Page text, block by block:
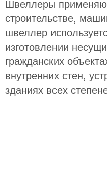
Швеллеры
строительстве,
швеллер
изготовлении
гражданских
внутренних стен,
зданиях всех